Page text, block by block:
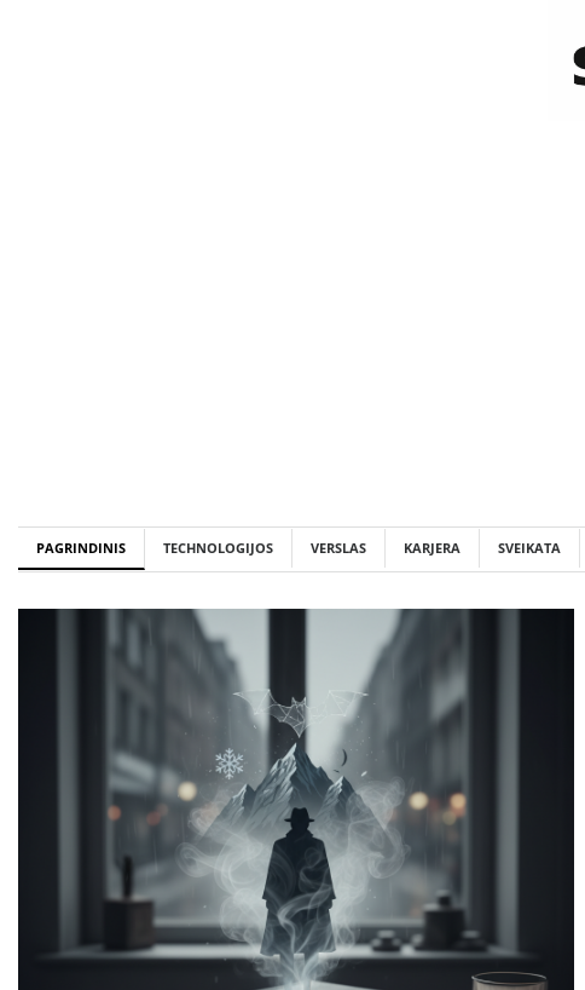
PAGRINDINIS TECHNOLOGIJOS VERSLAS KARJERA SVEIKATA